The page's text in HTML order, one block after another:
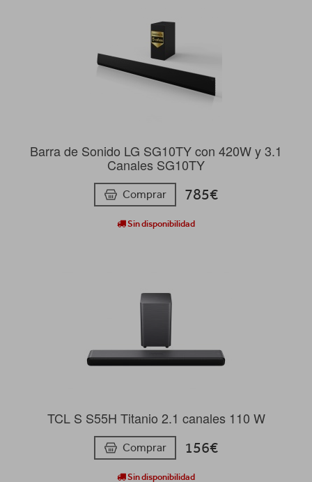
Barra de Sonido LG SG10TY con 420W y 3.1
Canales SG10TY
Comprar 785€
Sin disponibilidad
TCL S S55H Titanio 2.1 canales 110 W
Comprar 156€
Sin disponibilidad